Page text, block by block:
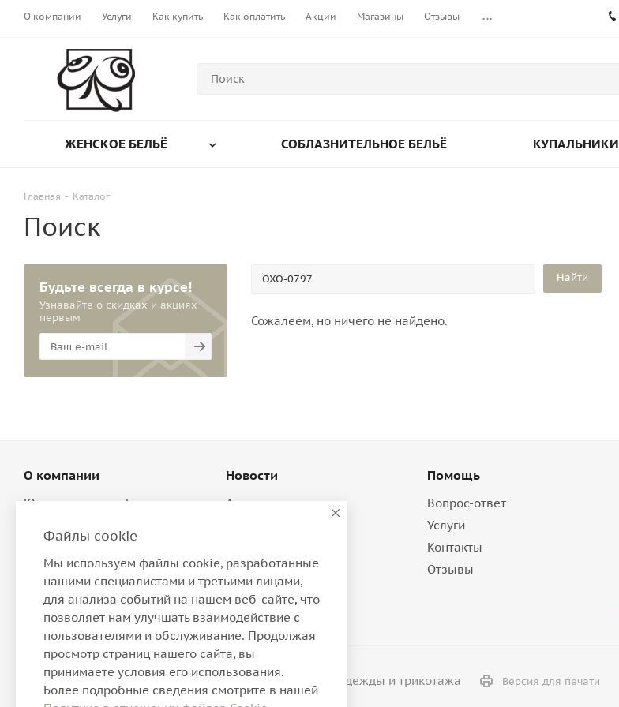
О компании Услуги Как купить Как оплатить Акции Магазины Отзывы ...
ЖЕНСКОЕ БЕЛЬЁ СОБЛАЗНИТЕЛЬНОЕ БЕЛЬЁ КУПАЛЬНИКИ
Главная - Каталог
Поиск
Сожалеем, но ничего не найдено.
Будьте всегда в курсе!
Узнавайте о скидках и акциях
первым
О компании
Юридическая информация
Производители
Программа лояльности
Новости
Акции
Обмен и возврат
Помощь
Вопрос-ответ
Услуги
Контакты
Отзывы
2026 © Интернет-магазин нижнего белья, домашней одежды и трикотажа Версия для печати
Файлы cookie
Мы используем файлы cookie, разработанные
нашими специалистами и третьими лицами,
для анализа событий на нашем веб-сайте, что
позволяет нам улучшать взаимодействие с
пользователями и обслуживание. Продолжая
просмотр страниц нашего сайта, вы
принимаете условия его использования.
Более подробные сведения смотрите в нашей